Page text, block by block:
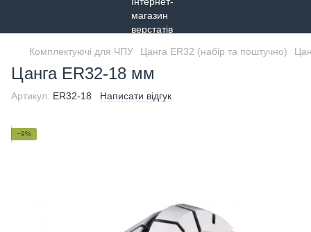
Комплектуючі для ЧПУ Цанга ER32 (набір та поштучно)
Цанга ER32-18 мм
Артикул: ER32-18 Написати відгук
−9%